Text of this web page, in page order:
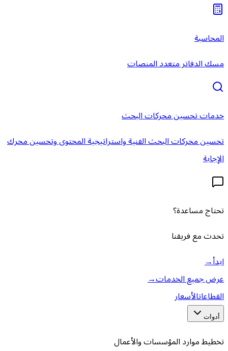
المحاسبة
مسك الدفاتر متعدد المنصات
خدمات تحسين محركات البحث
تحسين محركات البحث الفنية واستراتيجية المحتوى وتحسين محرك
الإجابة
تحتاج مساعدة؟
تحدث مع فريقنا
ابدأ→
عرض جميع الخدمات→
القطاعاتالأسعار
أدوات
تخطيط موارد المؤسسات والأعمال